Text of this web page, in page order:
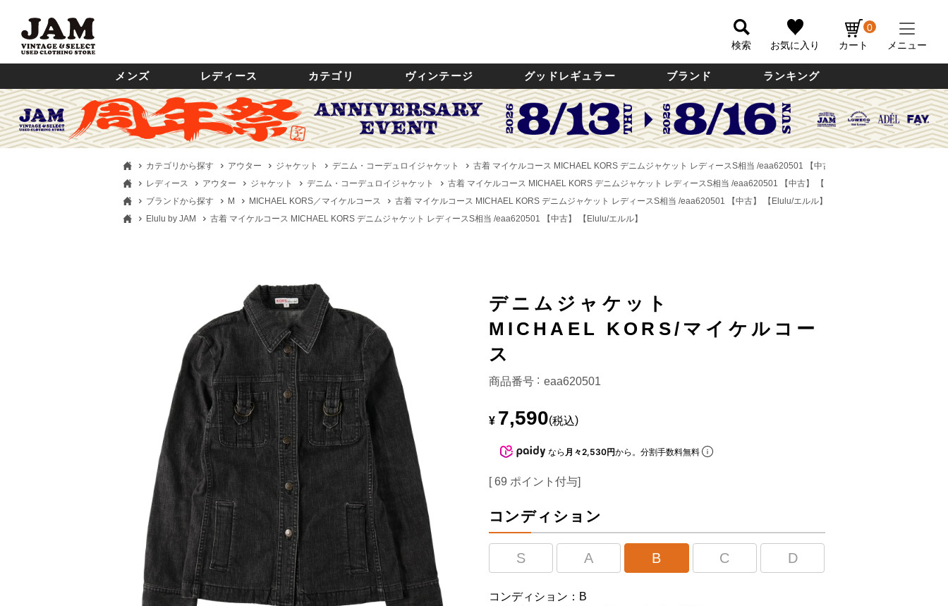
検索 お気に入り カート
0
メニュー
メンズ レディース カテゴリ ヴィンテージ グッドレギュラー ブランド ランキング
カテゴリから探す アウター ジャケット デニム・コーデュロイジャケット 古着 マイケルコース MICHAEL KORS デニムジャケット レディースS相当 /eaa620501 【中古】
レディース
アウター ジャケット デニム・コーデュロイジャケット 古着 マイケルコース MICHAEL KORS デニムジャケット レディースS相当 /eaa620501 【中古】
【Elulu/エルル】
ブランドから探す
M MICHAEL KORS／マイケルコース 古着 マイケルコース MICHAEL KORS デニムジャケット レディースS相当 /eaa620501 【中古】
【Elulu/エルル】
Elulu by JAM
古着 マイケルコース MICHAEL KORS デニムジャケット レディースS相当 /eaa620501 【中古】 【Elulu/エルル】
デニムジャケット
MICHAEL KORS/マイケルコー
ス
商品番号 eaa620501
¥ 7,590 税込
なら 月々2,530円から。分割手数料無料
[ 69 ポイント付与]
コンディション
S A B C D
コンディション：B